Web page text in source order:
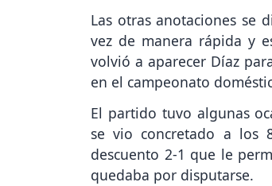
Las otras anotaciones se
vez de manera rápida y
volvió a aparecer Díaz
en el campeonato
El partido tuvo algunas
se vio concretado a los
descuento 2-1 que le
quedaba por disputarse.